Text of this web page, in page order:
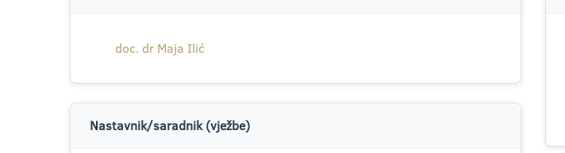
doc. dr Maja Ilić
Nastavnik/saradnik (vježbe)